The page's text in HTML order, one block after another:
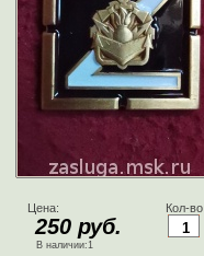
Цена:
250 руб.
В наличии:1
Кол-